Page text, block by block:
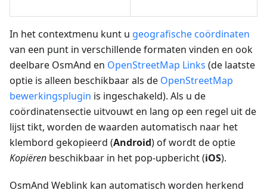
In het contextmenu kunt u geografische coördinaten
van een punt in verschillende formaten vinden en ook
deelbare OsmAnd en OpenStreetMap Links (de laatste
optie is alleen beschikbaar als de OpenStreetMap
bewerkingsplugin is ingeschakeld). Als u de
coördinatensectie uitvouwt en lang op een regel uit de
lijst tikt, worden de waarden automatisch naar het
klembord gekopieerd (Android) of wordt de optie
Kopiëren beschikbaar in het pop-upbericht (iOS).
OsmAnd Weblink kan automatisch worden herkend